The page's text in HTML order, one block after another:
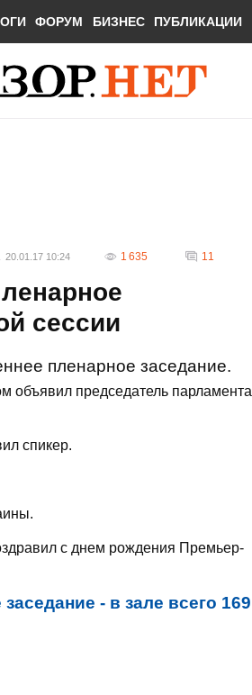
ФОРУМ БИЗНЕС ПУБЛИКАЦИИ
20.01.17 10:24 1 635 11
сессии
пленарное заседание.
объявил председатель парламента
спикер.
с днем рождения Премьер-
- в зале всего 169